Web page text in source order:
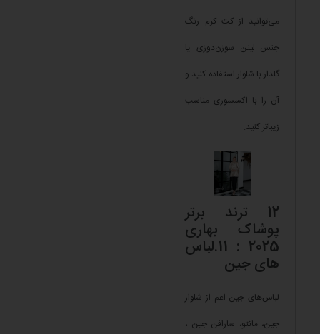
می‌توانید از کت کرم رنگ
جنس لینن سوزن‌دوزی یا
گلدار با شلوار استفاده کنید و
آن را با اکسسوری مناسب
زیباتر کنید.
12 ترند برتر
پوشاک بهاری
2025 : 11.لباس
های جین
لباس‌های جین اعم از شلوار
جین، مانتو، سارافن جین ،